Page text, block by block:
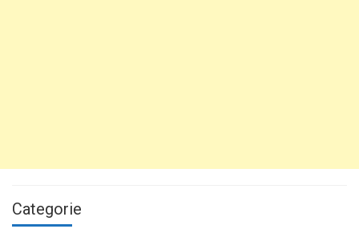
Categorie